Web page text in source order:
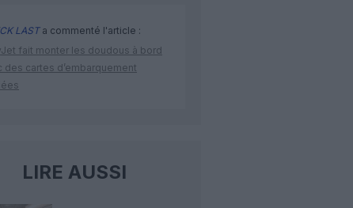
LASTa commenté l'article :
fait monter les doudous à bord
des cartes d’embarquement
LIRE AUSSI